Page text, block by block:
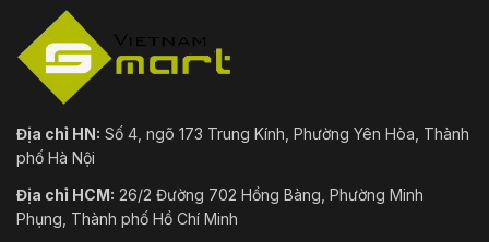
Địa chỉ HN: Số 4, ngõ 173 Trung Kính, Phường Yên Hòa, Thành
phố Hà Nội
Địa chỉ HCM: 26/2 Đường 702 Hồng Bàng, Phường Minh
Phụng, Thành phố Hồ Chí Minh